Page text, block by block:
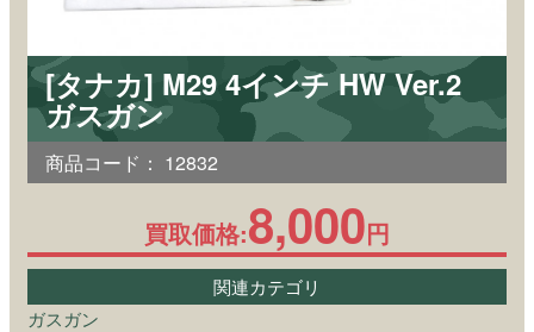
[タナカ] M29 4インチ HW Ver.2
ガスガン
商品コード： 12832
買取価格:8,000円
関連カテゴリ
ガスガン